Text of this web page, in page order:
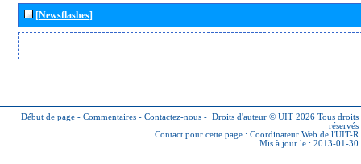
[Newsflashes]
Début de page - Commentaires - Contactez-nous - Droits d'auteur © UIT 2026 Tous droits
réservés
Contact pour cette page : Coordinateur Web de l'UIT-R
Mis à jour le : 2013-01-30